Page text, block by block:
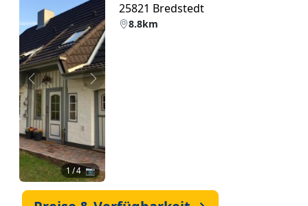
Zurück Weiter
1 / 4 📷
25821 Bredstedt
8.8km